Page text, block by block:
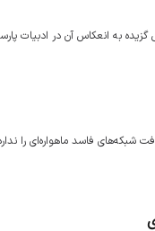
گزیده به انعکاس آن در
شبکه‌های فاسد ماهواره‌ای